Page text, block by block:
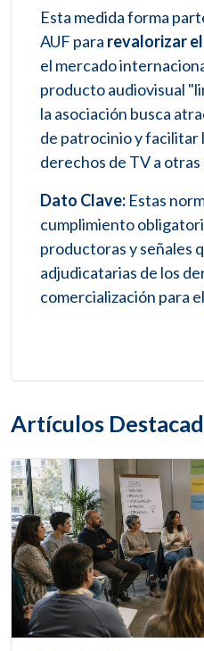
Esta medida forma
AUF para revalorizar
el mercado
producto audiovisual
la asociación busca
de patrocinio y facilitar
derechos de TV a
Dato Clave: Estas
cumplimiento
productoras y señales
adjudicatarias de los
comercialización para
Artículos